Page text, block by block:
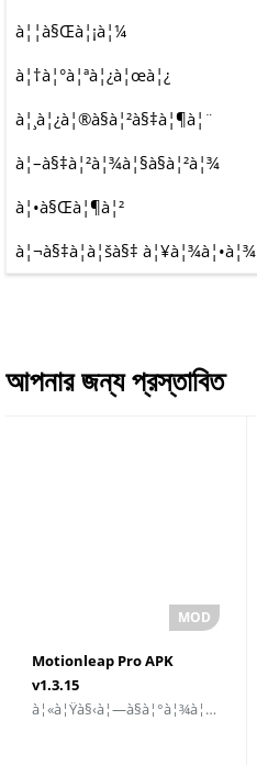
à¦¦à§Œà¦¡à¦¼
à¦†à¦°à¦ªà¦¿à¦œà¦¿
à¦¸à¦¿à¦®à§à¦²à§‡à¦¶à¦¨
à¦–à§‡à¦²à¦¾à¦§à§à¦²à¦¾
à¦•à§Œà¦¶à¦²
à¦¬à§‡à¦à¦šà§‡ à¦¥à¦¾à¦•à¦¾
আপনার জন্য প্রস্তাবিত
Motionleap Pro APK
v1.3.15
à¦¡à¦¾à¦‰à¦¨à¦²à§‹à¦¡ à¦«à¦Ÿà§‹à¦—à§à¦°à¦¾à¦«à¦¿